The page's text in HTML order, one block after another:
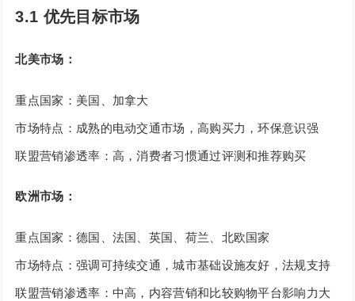
3.1 优先目标市场
北美市场：
重点国家：美国、加拿大
市场特点：成熟的电动交通市场，高购买力，环保意识强
联盟营销渗透率：高，消费者习惯通过评测和推荐购买
欧洲市场：
重点国家：德国、法国、英国、荷兰、北欧国家
市场特点：强调可持续交通，城市基础设施友好，法规支持
联盟营销渗透率：中高，内容营销和比较购物平台影响力大